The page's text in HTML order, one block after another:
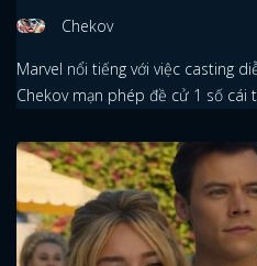
Chekov
Marvel nổi tiếng với việc casting
Chekov mạn phép đề cử 1 số cái